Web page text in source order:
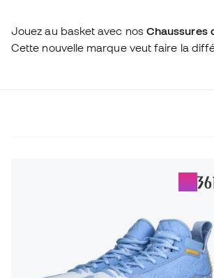
Jouez au basket avec nos Chaussures
Cette nouvelle marque veut faire la